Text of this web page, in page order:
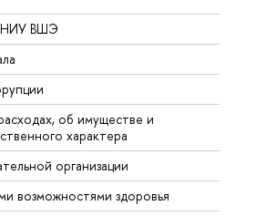
НИУ ВШЭ
об имуществе и
характера
организации
возможностями здоровья